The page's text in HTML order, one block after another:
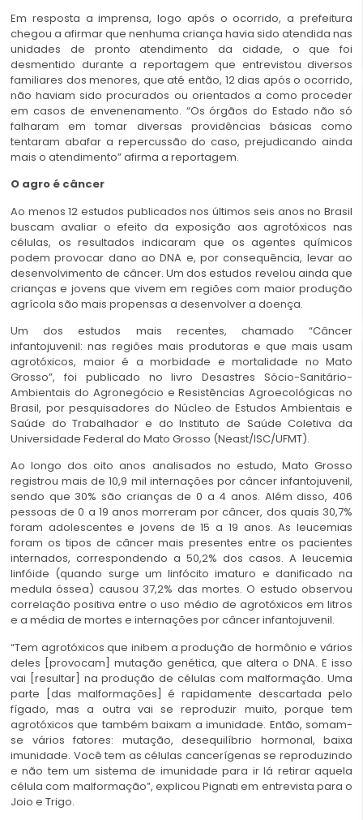
Em resposta a imprensa, logo após o ocorrido, a prefeitura
chegou a afirmar que nenhuma criança havia sido atendida nas
unidades de pronto atendimento da cidade, o que foi
desmentido durante a reportagem que entrevistou diversos
familiares dos menores, que até então, 12 dias após o ocorrido,
não haviam sido procurados ou orientados a como proceder
em casos de envenenamento. “Os órgãos do Estado não só
falharam em tomar diversas providências básicas como
tentaram abafar a repercussão do caso, prejudicando ainda
mais o atendimento” afirma a reportagem.
O agro é câncer
Ao menos 12 estudos publicados nos últimos seis anos no Brasil
buscam avaliar o efeito da exposição aos agrotóxicos nas
células, os resultados indicaram que os agentes químicos
podem provocar dano ao DNA e, por consequência, levar ao
desenvolvimento de câncer. Um dos estudos revelou ainda que
crianças e jovens que vivem em regiões com maior produção
agrícola são mais propensas a desenvolver a doença.
Um dos estudos mais recentes, chamado “Câncer
infantojuvenil: nas regiões mais produtoras e que mais usam
agrotóxicos, maior é a morbidade e mortalidade no Mato
Grosso”, foi publicado no livro Desastres Sócio-Sanitário-
Ambientais do Agronegócio e Resistências Agroecológicas no
Brasil, por pesquisadores do Núcleo de Estudos Ambientais e
Saúde do Trabalhador e do Instituto de Saúde Coletiva da
Universidade Federal do Mato Grosso (Neast/ISC/UFMT).
Ao longo dos oito anos analisados no estudo, Mato Grosso
registrou mais de 10,9 mil internações por câncer infantojuvenil,
sendo que 30% são crianças de 0 a 4 anos. Além disso, 406
pessoas de 0 a 19 anos morreram por câncer, dos quais 30,7%
foram adolescentes e jovens de 15 a 19 anos. As leucemias
foram os tipos de câncer mais presentes entre os pacientes
internados, correspondendo a 50,2% dos casos. A leucemia
linfóide (quando surge um linfócito imaturo e danificado na
medula óssea) causou 37,2% das mortes. O estudo observou
correlação positiva entre o uso médio de agrotóxicos em litros
e a média de mortes e internações por câncer infantojuvenil.
“Tem agrotóxicos que inibem a produção de hormônio e vários
deles [provocam] mutação genética, que altera o DNA. E isso
vai [resultar] na produção de células com malformação. Uma
parte [das malformações] é rapidamente descartada pelo
fígado, mas a outra vai se reproduzir muito, porque tem
agrotóxicos que também baixam a imunidade. Então, somam-
se vários fatores: mutação, desequilíbrio hormonal, baixa
imunidade. Você tem as células cancerígenas se reproduzindo
e não tem um sistema de imunidade para ir lá retirar aquela
célula com malformação”, explicou Pignati em entrevista para o
Joio e Trigo.